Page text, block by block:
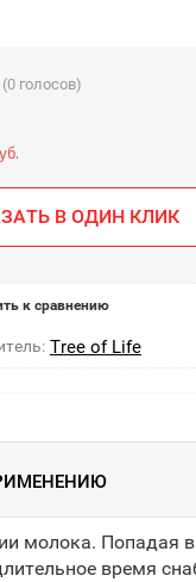
(0 голосов)
В ОДИН КЛИК
к сравнению
Tree of Life
молока. Попадая
время